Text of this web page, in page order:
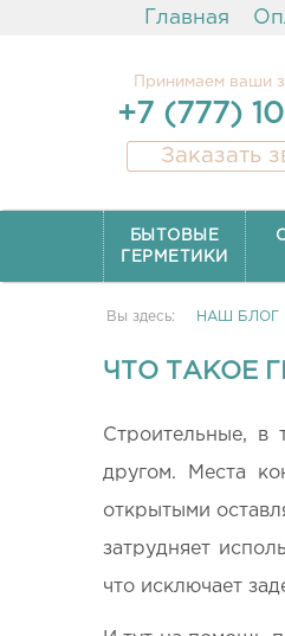
Главная
Принимаем ваши
+7 (777)
Заказать
БЫТОВЫЕ
ГЕРМЕТИКИ
Вы здесь: НАШ БЛОГ
ЧТО ТАКОЕ
Строительные, в
другом. Места
открытыми
затрудняет
что исключает